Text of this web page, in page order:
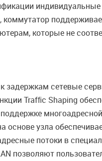
индивидуальные
коммутатор
которые не
задержкам сетевые
Trafﬁc Shaping
основе узла
потоки в
позволяют